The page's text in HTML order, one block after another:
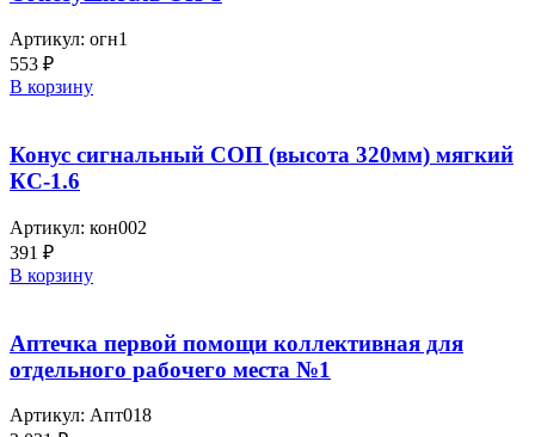
Артикул: огн1
553 ₽
В корзину
Конус сигнальный СОП (высота 320мм) мягкий
КС-1.6
Артикул: кон002
391 ₽
В корзину
Аптечка первой помощи коллективная для
отдельного рабочего места №1
Артикул: Апт018